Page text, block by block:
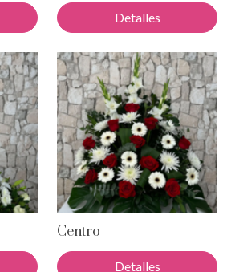
Detalles
Centro
Detalles